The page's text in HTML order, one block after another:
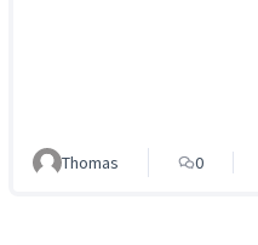
Thomas 0